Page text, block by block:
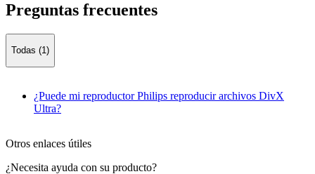
Preguntas frecuentes
Todas (1)
¿Puede mi reproductor Philips reproducir archivos DivX
Ultra?
Otros enlaces útiles
¿Necesita ayuda con su producto?